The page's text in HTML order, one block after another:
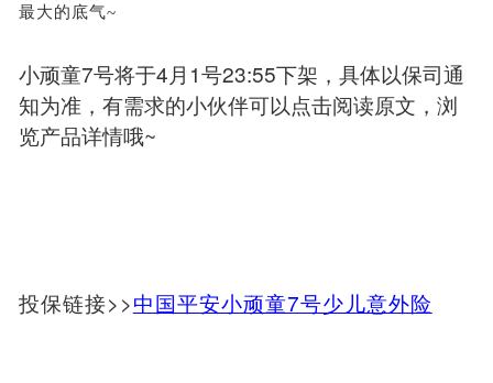
最大的底气~
小顽童7号将于4月1号23:55下架，具体以保司通
知为准，有需求的小伙伴可以点击阅读原文，浏
览产品详情哦~
投保链接>>中国平安小顽童7号少儿意外险